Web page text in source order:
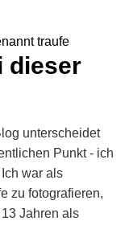
dieser
unterscheidet
Punkt - ich
war als
zu fotografieren,
Jahren als